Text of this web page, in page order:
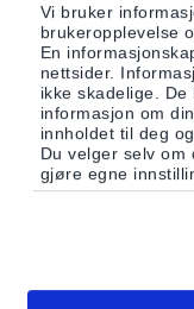
Vi bruker
brukeropplevelse
En
nettsider.
ikke skadelige.
informasjon om
innholdet til deg
Du velger selv om
gjøre egne
produktet meg
verdifullt i livet?
Natur og miljø:
fraktemåten?
rettferdig?
hvordan